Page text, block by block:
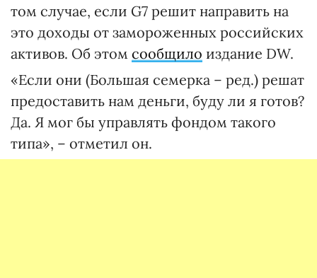
том случае, если G7 решит направить на
это доходы от замороженных российских
активов. Об этом сообщило издание DW.
«Если они (Большая семерка – ред.) решат
предоставить нам деньги, буду ли я готов?
Да. Я мог бы управлять фондом такого
типа», – отметил он.